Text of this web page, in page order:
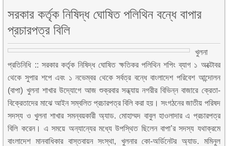
সরকার কর্তৃক নিষিদ্ধ ঘোষিত পলিথিন বন্ধে বাপার
প্রচারপত্র বিলি
খুলনা
প্রতিনিধি :: সরকার কর্তৃক নিষিদ্ধ ঘোষিত ক্ষতিকর পলিথিন শপিং ব্যাগ ১ অক্টোবর
থেকে সুপার শপে এবং ১ নভেম্বর থেকে সর্বত্র বন্ধে বাংলাদেশ পরিবেশ আন্দোলন
(বাপা) খুলনা শাখার উদ্যোগে আজ শুক্রবার সন্ধ্যায় নগরীর বিভিন্ন বাজারে ক্রেতা-
বিক্রেতাদের মাঝে আইন সম্বলিত প্রচারপত্র বিলি করা হয়। সংগঠনের জাতীয় পরিষদ
সদস্য ও খুলনা শাখার সমন্বয়কারী অ্যাড. মোহাম্মদ বাবুল হাওলাদার এ প্রচারপত্র
বিলি করেন। এ সময়ে অন্যান্যের মধ্যে উপস্থিত ছিলেন বাপা’র সদস্য যথাক্রমে
বাংলাদেশ মানবাধিকার বাস্তবায়ন সংস্থা, খুলনার কো-অর্ডিনেটর অ্যাড. মমিনুল